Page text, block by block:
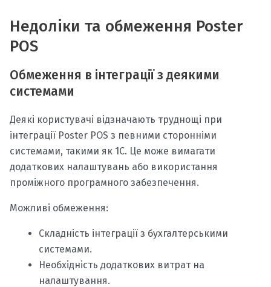
Недоліки та обмеження Poster
POS
Обмеження в інтеграції з деякими
системами
Деякі користувачі відзначають труднощі при
інтеграції Poster POS з певними сторонніми
системами, такими як 1С. Це може вимагати
додаткових налаштувань або використання
проміжного програмного забезпечення.
Можливі обмеження:
Складність інтеграції з бухгалтерськими
системами.
Необхідність додаткових витрат на
налаштування.